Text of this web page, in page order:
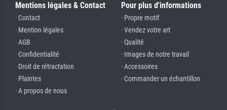
Mentions légales & Contact
· Contact
· Mention légales
· AGB
· Confidentialité
· Droit de rétractation
· Plaintes
· A propos de nous
Pour plus d'informations
· Propre motif
· Vendez votre art
· Qualité
· Images de notre travail
· Accessoires
· Commander un échantillon